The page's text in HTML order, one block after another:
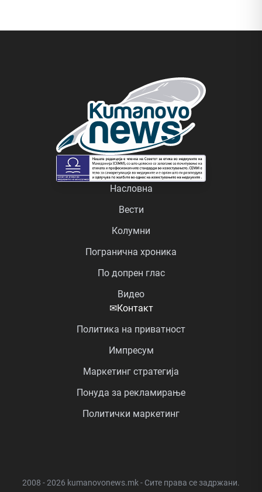
Насловна
Вести
Колумни
Погранична хроника
По допрен глас
Видео
✉Контакт
Политика на приватност
Импресум
Маркетинг стратегија
Понуда за рекламирање
Политички маркетинг
2008 - 2026 kumanovonews.mk - Сите права се задржани.